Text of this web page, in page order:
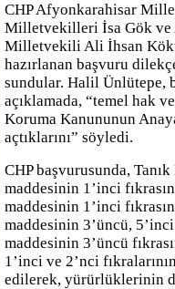
CHP Afyonkarahisar
Milletvekilleri İsa Gök ve
Milletvekili Ali İhsan
hazırlanan başvuru
sundular. Halil Ünlütepe,
açıklamada, “temel hak
Koruma Kanununun
açtıklarını” söyledi.
CHP başvurusunda,
maddesinin 1’inci
maddesinin 1’inci
maddesinin 3’üncü,
maddesinin 3’üncü
1’inci ve 2’nci
edilerek, yürürlüklerinin